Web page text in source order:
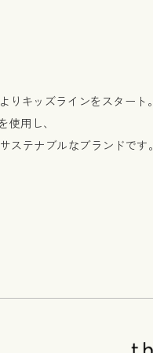
りキッズラインをスタート。
用し、
ステナブルなブランドです。